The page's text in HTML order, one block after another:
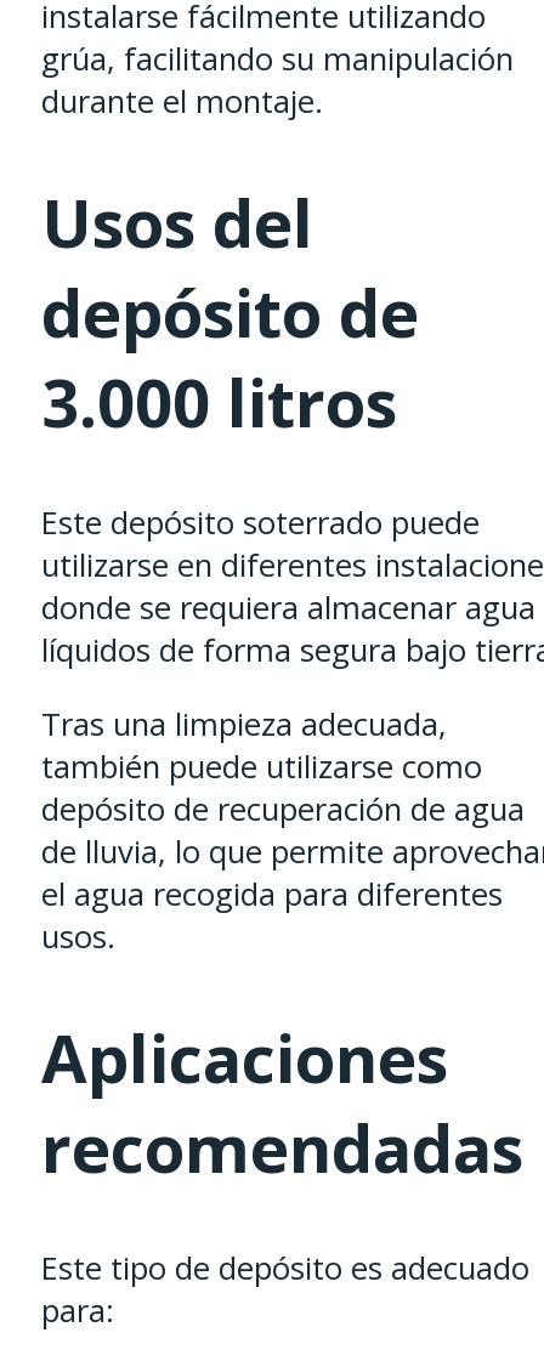
instalarse fácilmente utilizando
grúa, facilitando su manipulación
durante el montaje.
Usos del
depósito de
3.000 litros
Este depósito soterrado puede
utilizarse en diferentes
donde se requiera almacenar agua
líquidos de forma segura bajo
Tras una limpieza adecuada,
también puede utilizarse como
depósito de recuperación de agua
de lluvia, lo que permite
el agua recogida para diferentes
usos.
Aplicaciones
recomendadas
Este tipo de depósito es adecuado
para: